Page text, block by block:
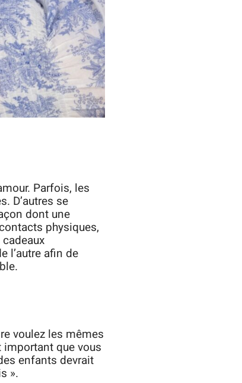
Parfois, les
D’autres se
dont une
physiques,
l’autre afin de
voulez les mêmes
que vous
enfants devrait
».